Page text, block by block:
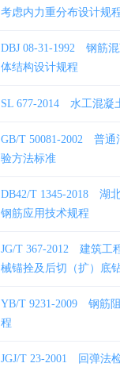
考虑内力重分布设计规
DBJ 08-31-1992
钢筋
体结构设计规程
SL 677-2014 水工混凝
GB/T 50081-2002
普通
验方法标准
DB42/T 1345-2018
湖
钢筋应用技术规程
JG/T 367-2012
建筑工
械锚拴及后切（扩）底
YB/T 9231-2009
钢筋
程
JGJ/T 23-2001 回弹法